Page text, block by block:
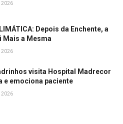
2026
Depois da Enchente, a
Mais a Mesma
2026
visita Hospital Madrecor
e emociona paciente
2026